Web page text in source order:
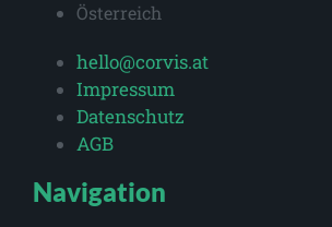
Österreich
hello@corvis.at
Impressum
Datenschutz
AGB
Navigation